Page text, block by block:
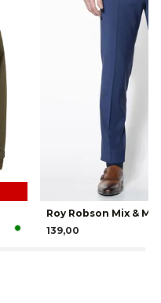
Roy Robson Mix &
139,00